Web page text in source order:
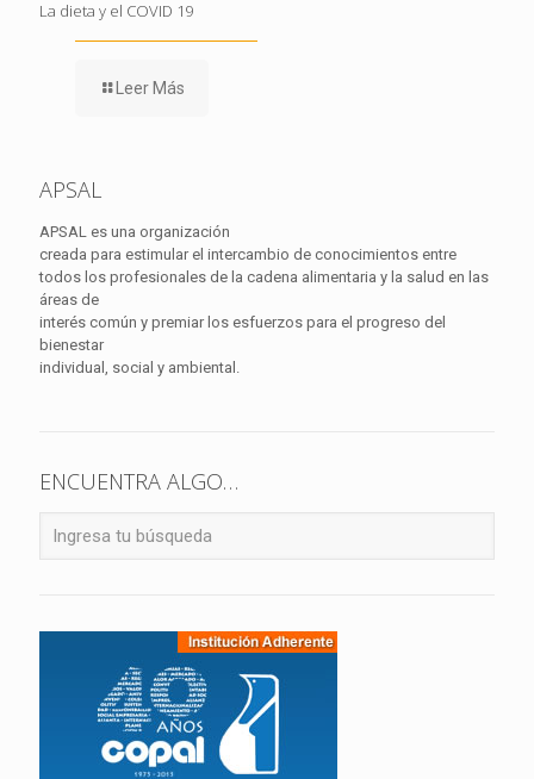
La dieta y el COVID 19
Leer Más
APSAL
APSAL es una organización
creada para estimular el intercambio de conocimientos entre
todos los profesionales de la cadena alimentaria y la salud en las
áreas de
interés común y premiar los esfuerzos para el progreso del
bienestar
individual, social y ambiental.
ENCUENTRA ALGO…